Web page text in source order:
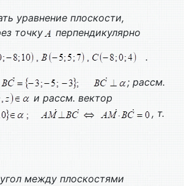
уравнение плоскости,
точку
перпендикулярно
.
; рассм.
и рассм. вектор
, т.
между плоскостями